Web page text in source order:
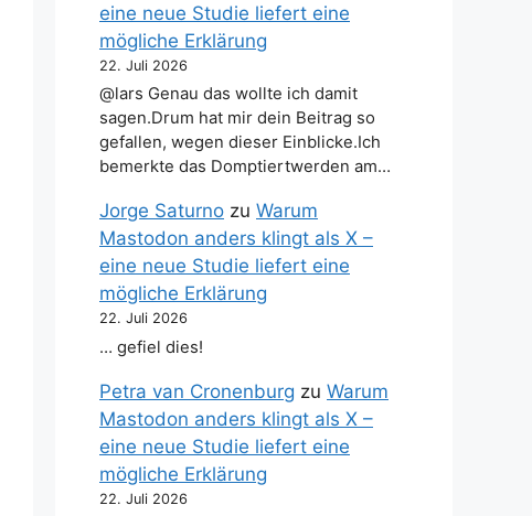
eine neue Studie liefert eine
mögliche Erklärung
22. Juli 2026
@lars Genau das wollte ich damit
sagen.Drum hat mir dein Beitrag so
gefallen, wegen dieser Einblicke.Ich
bemerkte das Domptiertwerden am…
Jorge Saturno zu Warum
Mastodon anders klingt als X –
eine neue Studie liefert eine
mögliche Erklärung
22. Juli 2026
… gefiel dies!
Petra van Cronenburg zu Warum
Mastodon anders klingt als X –
eine neue Studie liefert eine
mögliche Erklärung
22. Juli 2026